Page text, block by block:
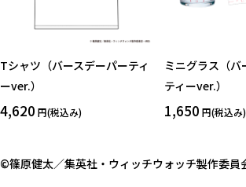
Tシャツ（バースデーパーティ
ーver.）
4,620 円(税込み)
ミニグラス（バ
ティーver.）
1,650 円(税込み)
©篠原健太／集英社・ウィッチウォッチ製作委員